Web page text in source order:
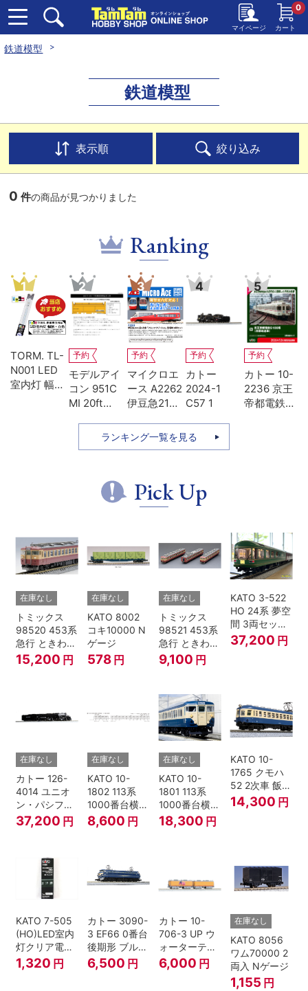
マイページ カート
0
鉄道模型
鉄道模型
表示順 絞り込み
0 件の商品が見つかりました
Ranking
1
TORM. TL-
N001 LED
室内灯 幅狭
2
予約
モデルアイ
コン 951C
MI 20ft
3
予約
マイクロエ
ース A2262
伊豆急2100
ルファ・リ
ゾート21 登
4
予約
カトー
2024-1
C57 1
5
予約
カトー 10-
2236 京王
帝都電鉄
ランキング一覧を見る
Pick Up
在庫なし
トミックス
98520 453系
急行 ときわ
基本4両セッ
ト Nゲージ
15,200 円
在庫なし
KATO 8002
コキ10000 N
ゲージ
578 円
在庫なし
トミックス
98521 453系
急行 ときわ
増結3両セッ
ト Nゲージ
9,100 円
KATO 3-522
HO 24系 夢空
間 3両セット
HOゲージ
37,200 円
在庫なし
カトー 126-
4014 ユニオ
ン・パシフィ
ック鉄道 ビッ
グボーイ＃
37,200 円
在庫なし
KATO 10-
1802 113系
1000番台横須
賀・総武快速
線 増結4両セ
8,600 円
在庫なし
KATO 10-
1801 113系
1000番台横須
賀・総武快速
線 基本7両セ
18,300 円
KATO 10-
1765 クモハ
52 2次車 飯田
線 4両セット
Nゲージ
14,300 円
KATO 7-505
(HO)LED室内
灯クリア電球
色
1,320 円
カトー 3090-
3 EF66 0番台
後期形 ブルー
トレイン牽引
機
6,500 円
カトー 10-
706-3 UP ウ
ォーターテン
ダー 2両入
6,000 円
在庫なし
KATO 8056
ワム70000 2
両入 Nゲージ
1,155 円